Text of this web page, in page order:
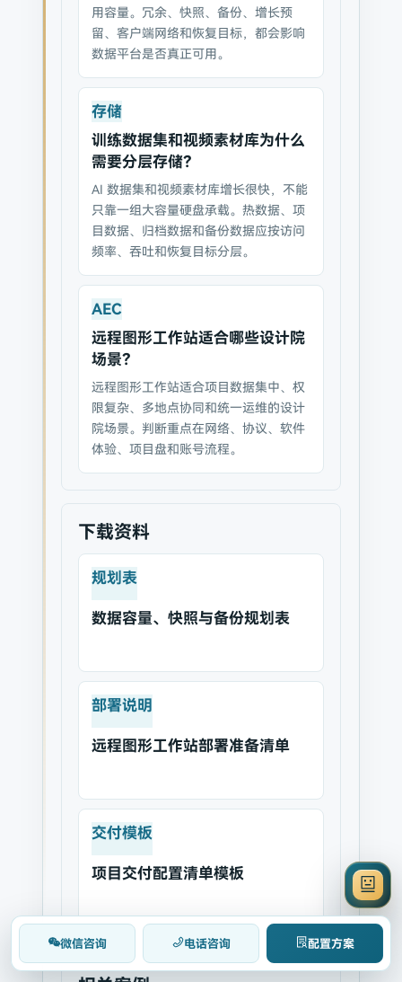
用容量。冗余、快照、备份、增长预
留、客户端网络和恢复目标，都会影响
数据平台是否真正可用。
存储
训练数据集和视频素材库为什么
需要分层存储？
AI 数据集和视频素材库增长很快，不能
只靠一组大容量硬盘承载。热数据、项
目数据、归档数据和备份数据应按访问
频率、吞吐和恢复目标分层。
AEC
远程图形工作站适合哪些设计院
场景？
远程图形工作站适合项目数据集中、权
限复杂、多地点协同和统一运维的设计
院场景。判断重点在网络、协议、软件
体验、项目盘和账号流程。
下载资料
规划表
数据容量、快照与备份规划表
部署说明
远程图形工作站部署准备清单
交付模板
项目交付配置清单模板
微信咨询 电话咨询 配置方案